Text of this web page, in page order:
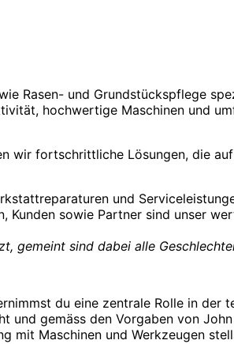
Rasen- und Grundstückspflege
hochwertige Maschinen und
wir fortschrittliche Lösungen, die
und
Kunden sowie Partner sind unser
gemeint sind dabei alle
du eine zentrale Rolle in der
und gemäss den Vorgaben von
mit Maschinen und Werkzeugen